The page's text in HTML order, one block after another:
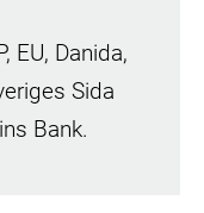
EU, Danida,
Sida
Bank.